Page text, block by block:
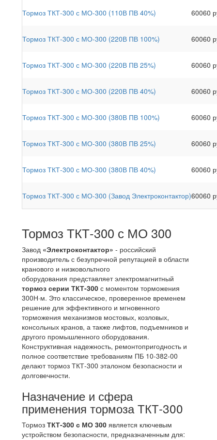
Тормоз ТКТ-300 с МО-300 (110В ПВ 40%) 60060
Тормоз ТКТ-300 с МО-300 (220В ПВ 100%) 60060
Тормоз ТКТ-300 с МО-300 (220В ПВ 25%) 60060
Тормоз ТКТ-300 с МО-300 (220В ПВ 40%) 60060
Тормоз ТКТ-300 с МО-300 (380В ПВ 100%) 60060
Тормоз ТКТ-300 с МО-300 (380В ПВ 25%) 60060
Тормоз ТКТ-300 с МО-300 (380В ПВ 40%) 60060
Тормоз ТКТ-300 с МО-300 (Завод Электроконтактор)60060
Тормоз ТКТ-300 с МО 300
Завод «Электроконтактор» - российский
производитель с безупречной репутацией в области
кранового и низковольтного
оборудования представляет электромагнитный
тормоз серии ТКТ-300 с моментом торможения
300Н·м. Это классическое, проверенное временем
решение для эффективного и мгновенного
торможения механизмов мостовых, козловых,
консольных кранов, а также лифтов, подъемников и
другого промышленного оборудования.
Конструктивная надежность, ремонтопригодность и
полное соответствие требованиям ПБ 10-382-00
делают тормоз ТКТ-300 эталоном безопасности и
долговечности.
Назначение и сфера
применения тормоза ТКТ-300
Тормоз ТКТ-300 с МО 300 является ключевым
устройством безопасности, предназначенным для: